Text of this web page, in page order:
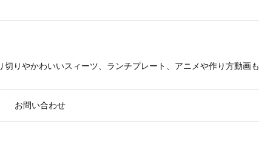
りやかわいいスィーツ、ランチプレート、アニメや作り方動画も
お問い合わせ